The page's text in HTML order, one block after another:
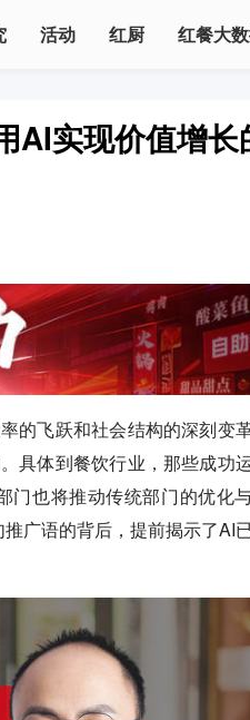
活动 红厨 红餐大
AI实现价值增长
的飞跃和社会结构的深刻变革
具体到餐饮行业，那些成功
门也将推动传统部门的优化
广语的背后，提前揭示了AI